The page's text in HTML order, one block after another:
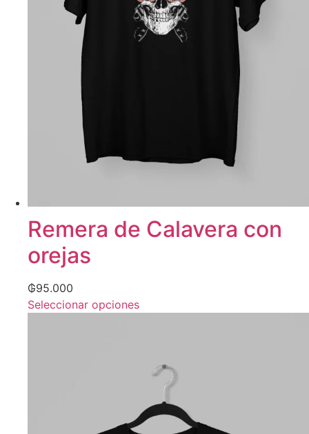
Remera de Calavera con
orejas
₲95.000
Seleccionar opciones